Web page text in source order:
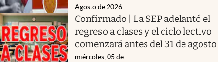
Agosto de 2026
Confirmado | La SEP adelantó el
regreso a clases y el ciclo lectivo
comenzará antes del 31 de agosto
miércoles, 05 de